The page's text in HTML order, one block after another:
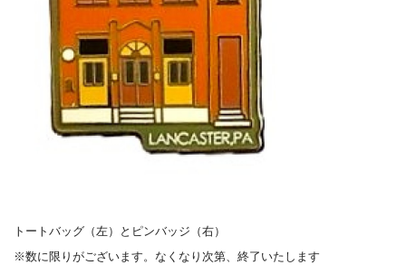
トートバッグ（左）とピンバッジ（右）
※数に限りがございます。なくなり次第、終了いたします